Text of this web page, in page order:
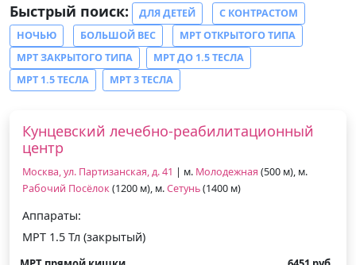
Быстрый поиск: ДЛЯ ДЕТЕЙ
С КОНТРАСТОМ
НОЧЬЮ
БОЛЬШОЙ ВЕС
МРТ ОТКРЫТОГО ТИПА
МРТ ЗАКРЫТОГО ТИПА
МРТ ДО 1.5 ТЕСЛА
МРТ 1.5 ТЕСЛА
МРТ 3 ТЕСЛА
Кунцевский лечебно-реабилитационный
центр
Москва, ул. Партизанская, д. 41 | м. Молодежная (500 м), м.
Рабочий Посёлок(1200 м), м.Сетунь(1400 м)
Аппараты:
МРТ 1.5 Тл (закрытый)